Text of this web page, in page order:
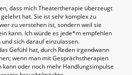
dass mich Theatertherapie überzeugt
hat. Sie ist sehr komplex zu
zu verstehen ist, sondern weil sie
kann. Ich würde es jede*m empfehlen
sich darauf einzulassen.
Gefühl hat, durch Reden irgendwann
wenn man mit Gesprächstherapien
kann oder noch mehr Handlungsimpulse